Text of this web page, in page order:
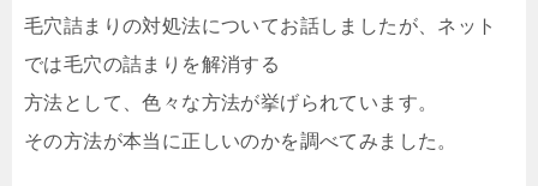
毛穴詰まりの対処法についてお話しましたが、ネット
では毛穴の詰まりを解消する
方法として、色々な方法が挙げられています。
その方法が本当に正しいのかを調べてみました。